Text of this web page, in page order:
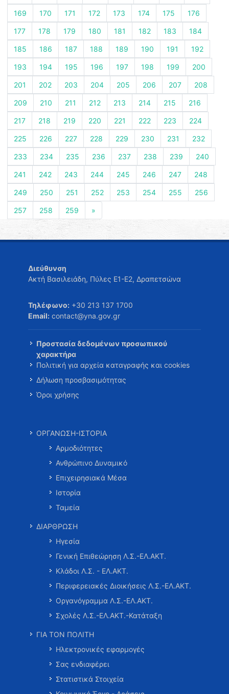
169 170 171 172 173 174 175 176
177 178 179 180 181 182 183 184
185 186 187 188 189 190 191 192
193 194 195 196 197 198 199 200
201 202 203 204 205 206 207 208
209 210 211 212 213 214 215 216
217 218 219 220 221 222 223 224
225 226 227 228 229 230 231 232
233 234 235 236 237 238 239 240
241 242 243 244 245 246 247 248
249 250 251 252 253 254 255 256
257 258 259 »
Διεύθυνση
Ακτή Βασιλειάδη, Πύλες Ε1-Ε2, Δραπετσώνα
Τηλέφωνο: +30 213 137 1700
Email: contact@yna.gov.gr
Προστασία δεδομένων προσωπικού
χαρακτήρα
Πολιτική για αρχεία καταγραφής και cookies
Δήλωση προσβασιμότητας
Όροι χρήσης
ΟΡΓΑΝΩΣΗ-ΙΣΤΟΡΙΑ
Αρμοδιότητες
Ανθρώπινο Δυναμικό
Επιχειρησιακά Μέσα
Ιστορία
Ταμεία
ΔΙΑΡΘΡΩΣΗ
Ηγεσία
Γενική Επιθεώρηση Λ.Σ.-ΕΛ.ΑΚΤ.
Κλάδοι Λ.Σ. - ΕΛ.ΑΚΤ.
Περιφερειακές Διοικήσεις Λ.Σ.-ΕΛ.ΑΚΤ.
Οργανόγραμμα Λ.Σ.-ΕΛ.ΑΚΤ.
Σχολές Λ.Σ.-ΕΛ.ΑΚΤ.-Κατάταξη
ΓΙΑ ΤΟΝ ΠΟΛΙΤΗ
Ηλεκτρονικές εφαρμογές
Σας ενδιαφέρει
Στατιστικά Στοιχεία